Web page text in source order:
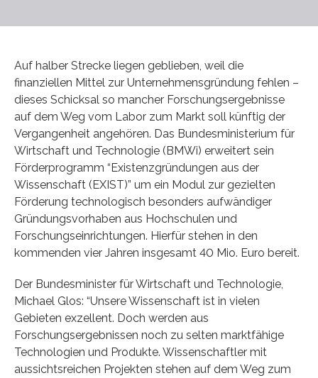
Auf halber Strecke liegen geblieben, weil die
finanziellen Mittel zur Unternehmensgründung fehlen –
dieses Schicksal so mancher Forschungsergebnisse
auf dem Weg vom Labor zum Markt soll künftig der
Vergangenheit angehören. Das Bundesministerium für
Wirtschaft und Technologie (BMWi) erweitert sein
Förderprogramm “Existenzgründungen aus der
Wissenschaft (EXIST)” um ein Modul zur gezielten
Förderung technologisch besonders aufwändiger
Gründungsvorhaben aus Hochschulen und
Forschungseinrichtungen. Hierfür stehen in den
kommenden vier Jahren insgesamt 40 Mio. Euro bereit.
Der Bundesminister für Wirtschaft und Technologie,
Michael Glos: “Unsere Wissenschaft ist in vielen
Gebieten exzellent. Doch werden aus
Forschungsergebnissen noch zu selten marktfähige
Technologien und Produkte. Wissenschaftler mit
aussichtsreichen Projekten stehen auf dem Weg zum